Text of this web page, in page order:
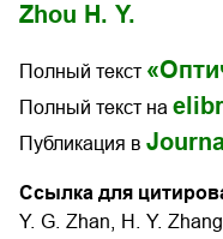
Zhou H. Y.
Полный текст
Полный текст на
Публикация в
Ссылка для
Y. G. Zhan, H. Y.